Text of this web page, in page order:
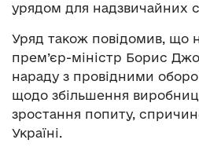
урядом для надзвичайних
Уряд також повідомив, що
прем’єр-міністр Борис
нараду з провідними
щодо збільшення
зростання попиту,
Україні.